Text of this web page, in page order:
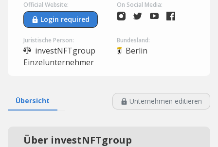
Official Website:
Login required
On Social Media:
Juristische Person:
investNFTgroup
Einzelunternehmer
Bundesland:
Berlin
Übersicht Unternehmen editieren
Über investNFTgroup